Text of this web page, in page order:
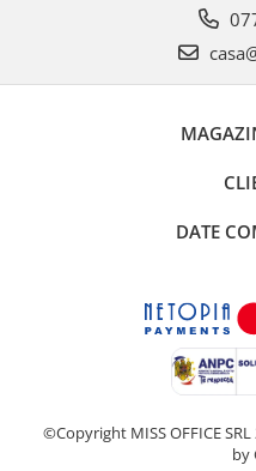
DATE
©Copyright MISS OFFICE SRL
by